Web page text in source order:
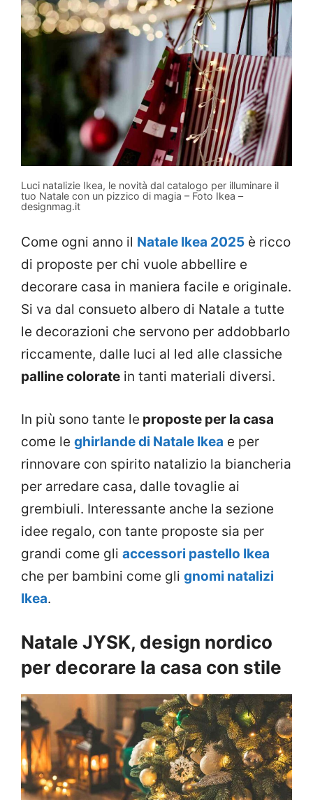
Luci natalizie Ikea, le novità dal catalogo per illuminare il
tuo Natale con un pizzico di magia – Foto Ikea –
designmag.it
Come ogni anno il Natale Ikea 2025 è ricco
di proposte per chi vuole abbellire e
decorare casa in maniera facile e originale.
Si va dal consueto albero di Natale a tutte
le decorazioni che servono per addobbarlo
riccamente, dalle luci al led alle classiche
palline colorate in tanti materiali diversi.
In più sono tante le proposte per la casa
come le ghirlande di Natale Ikea e per
rinnovare con spirito natalizio la biancheria
per arredare casa, dalle tovaglie ai
grembiuli. Interessante anche la sezione
idee regalo, con tante proposte sia per
grandi come gli accessori pastello Ikea
che per bambini come gli gnomi natalizi
Ikea.
Natale JYSK, design nordico
per decorare la casa con stile